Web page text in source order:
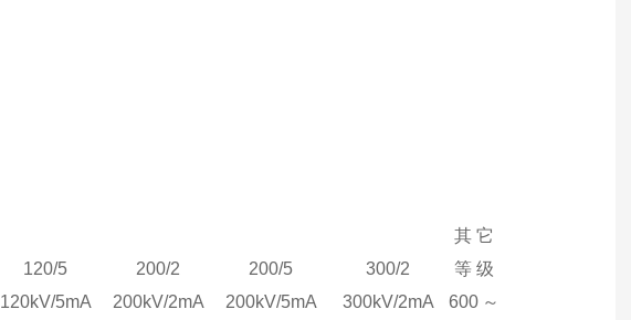
120/5 200/2 200/5 300/2
其 它
等 级
120kV/5mA 200kV/2mA 200kV/5mA 300kV/2mA
600～